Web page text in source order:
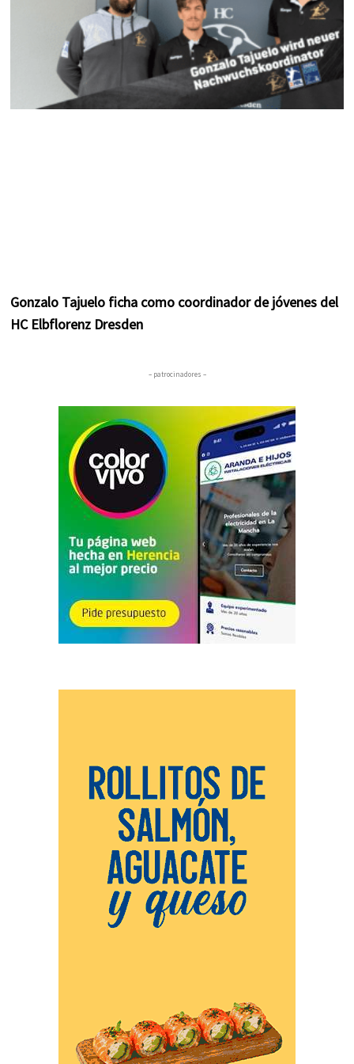
Gonzalo Tajuelo ficha como coordinador de jóvenes del
HC Elbflorenz Dresden
– patrocinadores –